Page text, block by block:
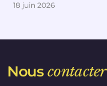
18 juin 2026
Nouscontacter